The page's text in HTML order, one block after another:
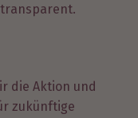
die Aktion und
zukünftige